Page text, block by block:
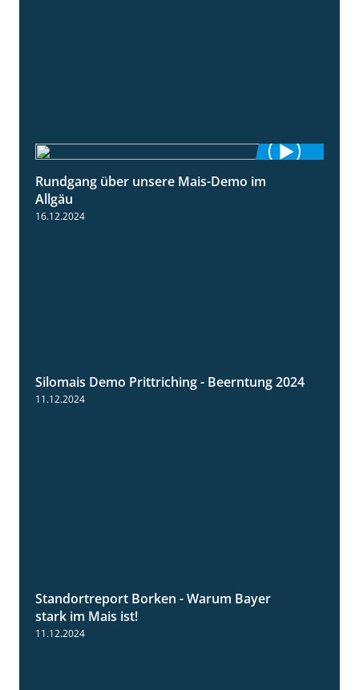
Rundgang über unsere Mais-Demo im
Allgäu
16.12.2024
12:28
Silomais Demo Prittriching - Beerntung 2024
11.12.2024
Standortreport Borken - Warum Bayer
stark im Mais ist!
11.12.2024